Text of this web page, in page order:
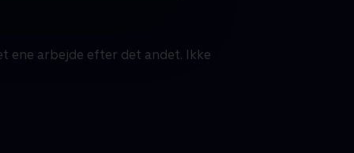
ene arbejde efter det andet. Ikke